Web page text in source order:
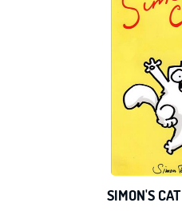
SIMON'S CAT